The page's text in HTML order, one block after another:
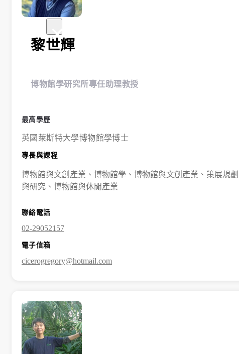
×
黎世輝
博物館學研究所專任助理教授
最高學歷
英國萊斯特大學博物館學博士
專長與課程
博物館與文創產業、博物館學、博物館與文創產業、策展規劃
與研究、博物館與休閒產業
聯絡電話
02-29052157
電子信箱
cicerogregory@hotmail.com